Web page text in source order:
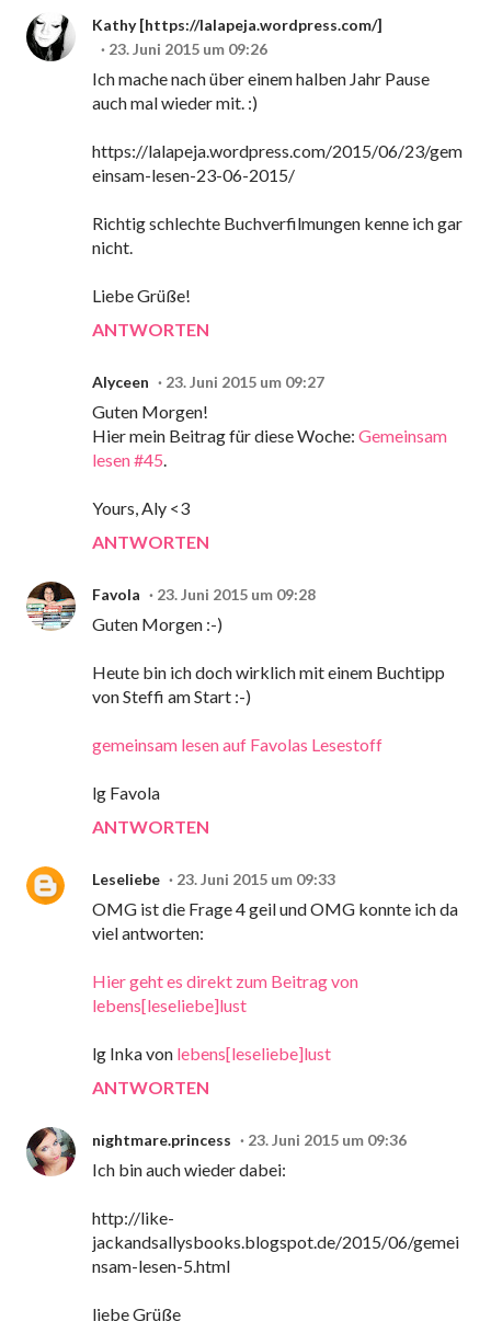
Kathy [https://lalapeja.wordpress.com/]
23. Juni 2015 um 09:26
Ich mache nach über einem halben Jahr Pause
auch mal wieder mit. :)
https://lalapeja.wordpress.com/2015/06/23/gem
einsam-lesen-23-06-2015/
Richtig schlechte Buchverfilmungen kenne ich gar
nicht.
Liebe Grüße!
ANTWORTEN
Alyceen 23. Juni 2015 um 09:27
Guten Morgen!
Hier mein Beitrag für diese Woche: Gemeinsam
lesen #45
Yours, Aly <3
ANTWORTEN
Favola 23. Juni 2015 um 09:28
Guten Morgen :-)
Heute bin ich doch wirklich mit einem Buchtipp
von Steffi am Start :-)
gemeinsam lesen auf Favolas Lesestoff
lg Favola
ANTWORTEN
Leseliebe 23. Juni 2015 um 09:33
OMG ist die Frage 4 geil und OMG konnte ich da
viel antworten:
Hier geht es direkt zum Beitrag von
lebens[leseliebe]lust
lg Inka von lebens[leseliebe]lust
ANTWORTEN
nightmare.princess 23. Juni 2015 um 09:36
Ich bin auch wieder dabei:
http://like-
jackandsallysbooks.blogspot.de/2015/06/gemei
nsam-lesen-5.html
liebe Grüße